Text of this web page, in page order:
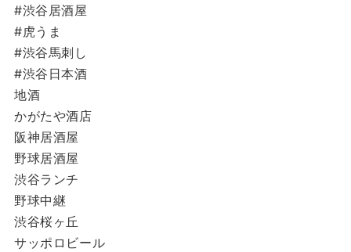
#渋谷居酒屋
#虎うま
#渋谷馬刺し
#渋谷日本酒
地酒
かがたや酒店
阪神居酒屋
野球居酒屋
渋谷ランチ
野球中継
渋谷桜ヶ丘
サッポロビール